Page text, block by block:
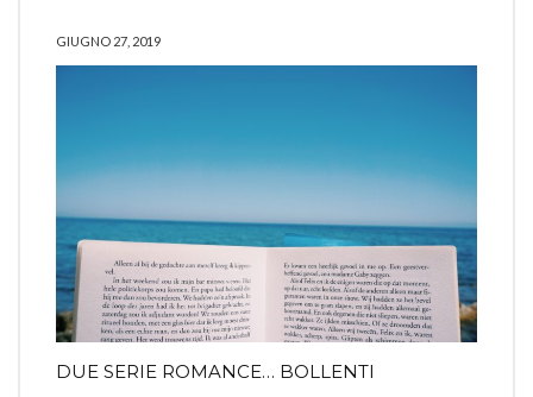
GIUGNO 27, 2019
DUE SERIE ROMANCE… BOLLENTI